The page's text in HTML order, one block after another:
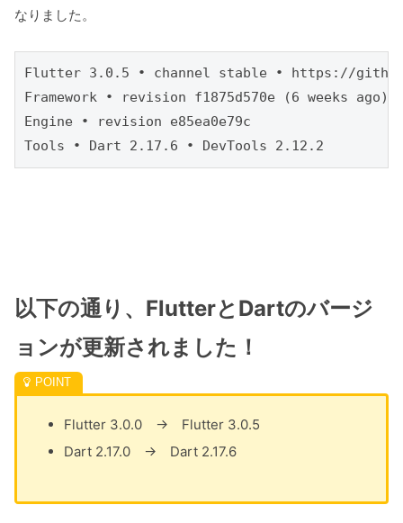
なりました。
Flutter 3.0.5 • channel stable • https://
Framework • revision f1875d570e (6 weeks ago)
Engine • revision e85ea0e79c
Tools • Dart 2.17.6 • DevTools 2.12.2
以下の通り、FlutterとDartのバージ
ョンが更新されました！
Flutter 3.0.0 → Flutter 3.0.5
Dart 2.17.0 → Dart 2.17.6